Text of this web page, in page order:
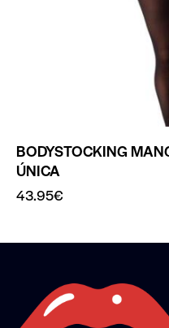
BODYSTOCKING
ÚNICA
43.95€